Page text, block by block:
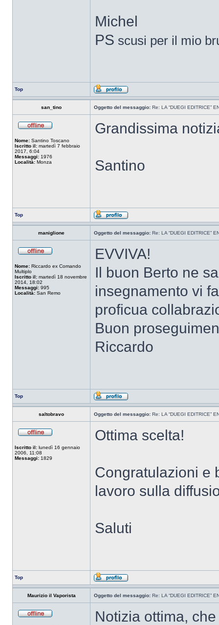
Michel
PS scusi per il mio
Top
san_tino Oggetto del messaggio: Re: LA “DUEGI EDITRICE”
Nome: Santino Toscano
Iscritto il: martedì 7 febbraio
2017, 6:04
Messaggi: 1976
Località: Monza
Grandissima
Santino
Top
maniglione Oggetto del messaggio: Re: LA “DUEGI EDITRICE”
Nome: Riccardo ex Comando
Multiplo
Iscritto il: martedì 18 novembre
2014, 18:02
Messaggi: 995
Località: San Remo
EVVIVA!
Il buon Berto ne
insegnamento vi
proficua
Buon
Riccardo
Top
saltobravo Oggetto del messaggio: Re: LA “DUEGI EDITRICE”
Iscritto il: lunedì 16 gennaio
2006, 11:08
Messaggi: 1829
Ottima scelta!
Congratulazioni e
lavoro sulla
Saluti
Top
Maurizio il Vaporista Oggetto del messaggio: Re: LA “DUEGI EDITRICE”
Notizia ottima,